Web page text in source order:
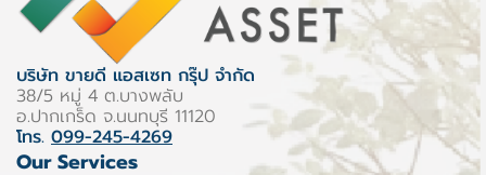
บริษัท ขายดี แอสเซท กรุ๊ป จำกัด
38/5 หมู่ 4 ต.บางพลับ
อ.ปากเกร็ด จ.นนทบุรี 11120
โทร. 099-245-4269
Our Services